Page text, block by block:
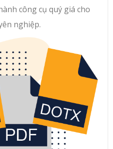
công cụ quý giá cho
nghiệp.